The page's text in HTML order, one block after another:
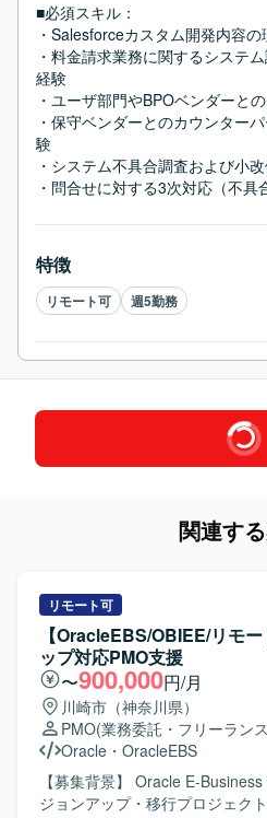
■必須スキル：
・Salesforceカスタム開発内容
・料金請求業務に関するシステ
経験
・ユーザ部門やBPOベンダーと
・保守ベンダーとのカウンター
験
・システム不具合調査および小
・問合せに対する3次対応（不
特徴
リモート可 週5勤務
関連す
リモート可
【OracleEBS/OBIEE/リモ
ップ対応PMO支援
〜900,000円/月
川崎市（神奈川県）
PMO(業務委託・フリーラン
Oracle ・ OracleEBS
【募集背景】 Oracle E-
ジョンアップ・移行プロジェク